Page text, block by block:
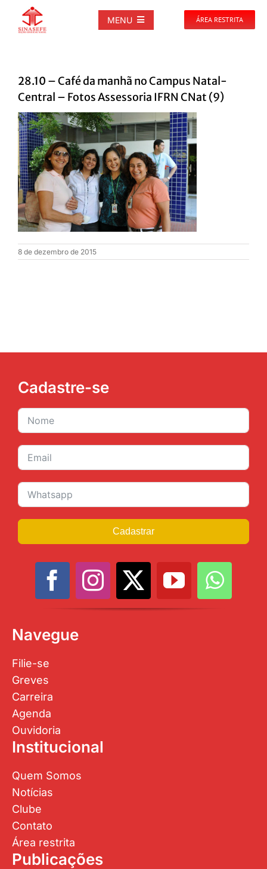
MENU
NOTÍCIAS
PUBLICAÇÕES
DOCUMENTOS
GALERIAS
EVENTOS
ÁREA RESTRITA
28.10 – Café da manhã no Campus Natal-
Central – Fotos Assessoria IFRN CNat (9)
8 de dezembro de 2015
Cadastre-se
Cadastrar
Navegue
Filie-se
Greves
Carreira
Agenda
Ouvidoria
Institucional
Quem Somos
Notícias
Clube
Contato
Área restrita
Publicações